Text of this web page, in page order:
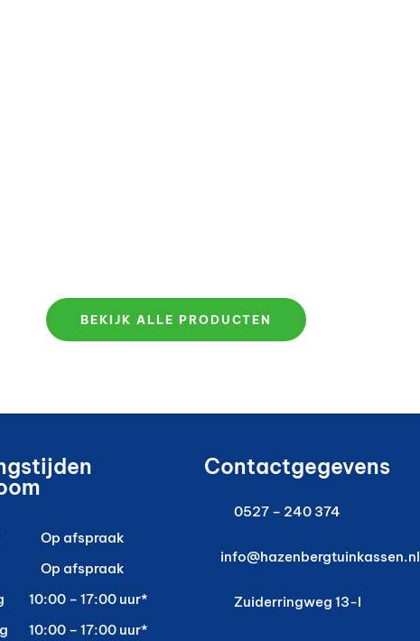
BEKIJK ALLE PRODUCTEN
Op afspraak
Op afspraak
10:00 – 17:00 uur*
10:00 – 17:00 uur*
Contactgegevens
0527 – 240 374
info@hazenbergtuinkassen.nl
Zuiderringweg 13-I